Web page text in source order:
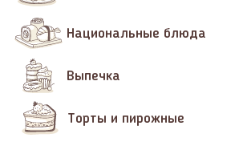
Национальные блюда
Выпечка
Торты и пирожные